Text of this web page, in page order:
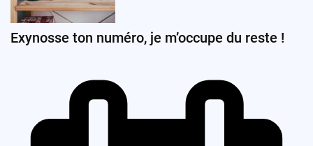
Exynosse ton numéro, je m’occupe du reste !